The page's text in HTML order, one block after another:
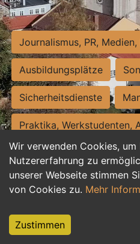
Wir verwenden Cookies, um
Nutzererfahrung zu
unserer Webseite stimmen
von Cookies zu. Mehr
Zustimmen
Journalismus, PR, Medien,
Ausbildungsplätze
Sicherheitsdienste
Praktika, Werkstudenten,
Personalwesen
Hilfskräfte, Aushilfs- und
Weiterbildung, Studium,